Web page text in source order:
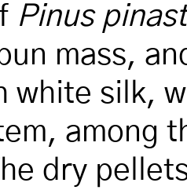
Pinus
mass,
white silk,
among
dry